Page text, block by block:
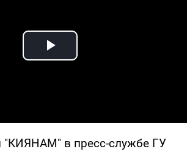
Play Video
"КИЯНАМ" в пресс-службе ГУ